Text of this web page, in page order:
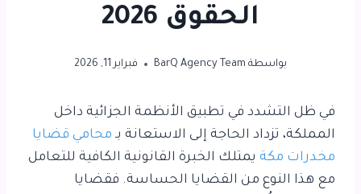
الحقوق 2026
بواسطة BarQ Agency Team فبراير 11, 2026
في ظل التشدد في تطبيق الأنظمة الجزائية داخل
المملكة، تزداد الحاجة إلى الاستعانة بـ محامي قضايا
مخدرات مكة يمتلك الخبرة القانونية الكافية للتعامل
مع هذا النوع من القضايا الحساسة. فقضايا